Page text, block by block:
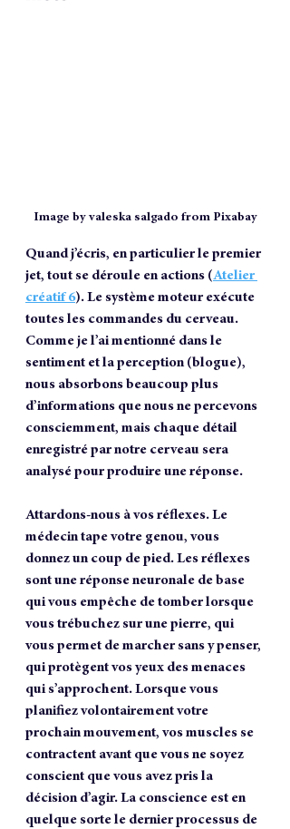
Image by valeska salgado from Pixabay
Quand j’écris, en particulier le premier
jet, tout se déroule en actions (Atelier
créatif 6). Le système moteur exécute
toutes les commandes du cerveau.
Comme je l’ai mentionné dans le
sentiment et la perception (blogue),
nous absorbons beaucoup plus
d’informations que nous ne percevons
consciemment, mais chaque détail
enregistré par notre cerveau sera
analysé pour produire une réponse.
Attardons-nous à vos réflexes. Le
médecin tape votre genou, vous
donnez un coup de pied. Les réflexes
sont une réponse neuronale de base
qui vous empêche de tomber lorsque
vous trébuchez sur une pierre, qui
vous permet de marcher sans y penser,
qui protègent vos yeux des menaces
qui s’approchent. Lorsque vous
planifiez volontairement votre
prochain mouvement, vos muscles se
contractent avant que vous ne soyez
conscient que vous avez pris la
décision d’agir. La conscience est en
quelque sorte le dernier processus de